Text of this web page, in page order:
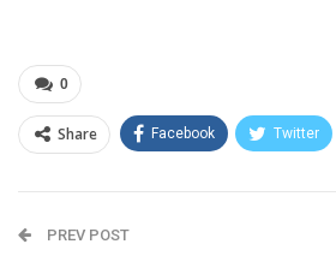
0
Share Facebook Twitter
PREV POST